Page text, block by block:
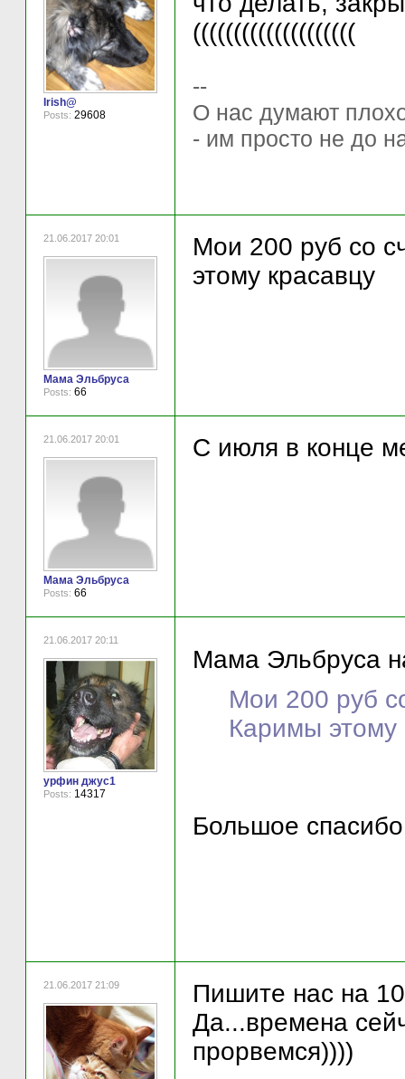
Irish@
Posts: 29608
((((((((((((((((((((
--
О нас думают
- им просто не до
21.06.2017 20:01
Мама Эльбруса
Posts: 66
Мои 200 руб со
этому красавцу
21.06.2017 20:01
Мама Эльбруса
Posts: 66
С июля в конце
21.06.2017 20:11
урфин джус1
Posts: 14317
Мама Эльбруса
Мои 200 руб
Каримы этому
Большое
21.06.2017 21:09
Пишите нас на
Да...времена
прорвемся))))